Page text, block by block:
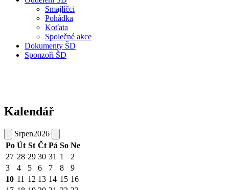
Smajlíčci
Pohádka
Koťata
Společné akce
Dokumenty ŠD
Sponzoři ŠD
Kalendář
Srpen2026
Po Út St Čt Pá So Ne
27 28 29 30 31 1
2
3
4 5 6 7 8
9
10 11 12 13 14 15 16